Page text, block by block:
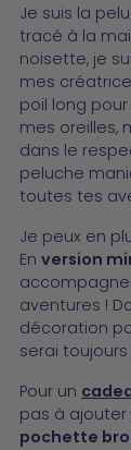
Ajouter
un
produit
à
votre
panier
Je suis la
tracé à la
noisette, je
mes
poil long
mes oreilles,
dans le
peluche
toutes tes
Je peux en
En version
aventures !
décoration
serai
Pour un
pas à ajouter
pochette